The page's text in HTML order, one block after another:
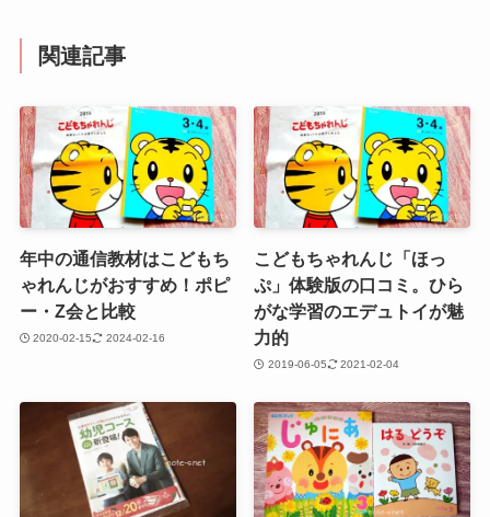
関連記事
年中の通信教材はこどもち
ゃれんじがおすすめ！ポピ
ー・Z会と比較
2020-02-15 2024-02-16
こどもちゃれんじ「ほっ
ぷ」体験版の口コミ。ひら
がな学習のエデュトイが魅
力的
2019-06-05 2021-02-04